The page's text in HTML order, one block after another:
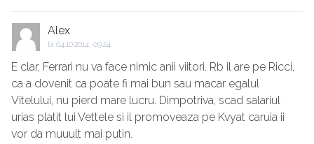
Alex
la 04.10.2014, 09:24
E clar, Ferrari nu va face nimic anii viitori. Rb il are pe Ricci,
ca a dovenit ca poate fi mai bun sau macar egalul
Vitelului, nu pierd mare lucru. Dimpotriva, scad salariul
urias platit lui Vettele si il promoveaza pe Kvyat caruia ii
vor da muuult mai putin.